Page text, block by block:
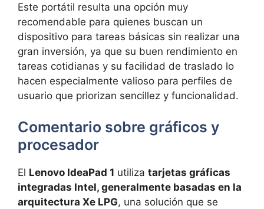
Este portátil resulta una opción muy
recomendable para quienes buscan un
dispositivo para tareas básicas sin realizar una
gran inversión, ya que su buen rendimiento en
tareas cotidianas y su facilidad de traslado lo
hacen especialmente valioso para perfiles de
usuario que priorizan sencillez y funcionalidad.
Comentario sobre gráficos y
procesador
El Lenovo IdeaPad 1 utiliza tarjetas gráficas
integradas Intel, generalmente basadas en la
arquitectura Xe LPG, una solución que se